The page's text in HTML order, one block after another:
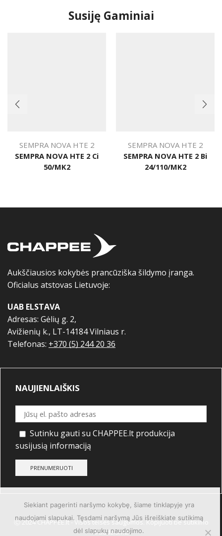
Susiję Gaminiai
SEMPRA NOVA HTE 2
SEMPRA NOVA HTE 2 Ci
50/MK2
SEMPRA NOVA HTE 2
SEMPRA NOVA HTE 2 Bi
24/110/MK2
Aukščiausios kokybės prancūziška šildymo įranga.
Oficialus atstovas Lietuvoje:
UAB ELSTAVA
Adresas: Gėlių g. 2,
Avižienių k., LT-14184 Vilniaus r.
Telefonas: +370 (5) 244 20 36
NAUJIENLAIŠKIS
Sutinku gauti su CHAPPEE.lt produkcija
susijusią informaciją
Ⓒ 2024 CHAPPEE.lt - Visos teisės saugomos. Kopijuoti be sutikimo
draudžiama.
Siekiant pagerinti naršymo kokybę, šiame tinklapyje yra
naudojami slapukai. Tęsdami naršymą Jūs išreiškiate sutikimą
dėl slapukų naudojimo.